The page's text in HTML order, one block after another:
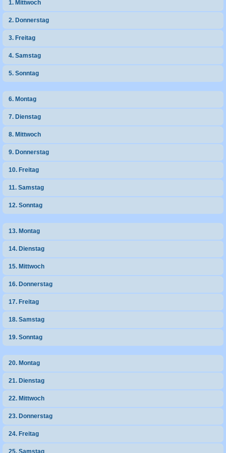
1. Mittwoch
2. Donnerstag
3. Freitag
4. Samstag
5. Sonntag
6. Montag
7. Dienstag
8. Mittwoch
9. Donnerstag
10. Freitag
11. Samstag
12. Sonntag
13. Montag
14. Dienstag
15. Mittwoch
16. Donnerstag
17. Freitag
18. Samstag
19. Sonntag
20. Montag
21. Dienstag
22. Mittwoch
23. Donnerstag
24. Freitag
25. Samstag